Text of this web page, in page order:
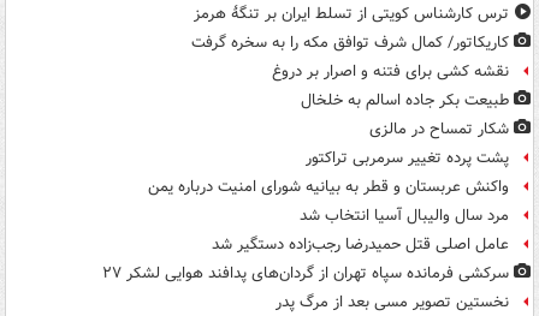
ترس کارشناس کویتی از تسلط ایران بر تنگۀ هرمز
کاریکاتور/ کمال شرف توافق مکه را به سخره گرفت
نقشه کشی برای فتنه و اصرار بر دروغ
طبیعت بکر جاده اسالم به خلخال
شکار تمساح در مالزی
پشت پرده تغییر سرمربی تراکتور
واکنش عربستان و قطر به بیانیه شورای امنیت درباره یمن
مرد سال والیبال آسیا انتخاب شد
عامل اصلی قتل حمیدرضا رجب‌زاده دستگیر شد
سرکشی فرمانده سپاه تهران از گردان‌های پدافند هوایی لشکر ۲۷
نخستین تصویر مسی بعد از مرگ پدر